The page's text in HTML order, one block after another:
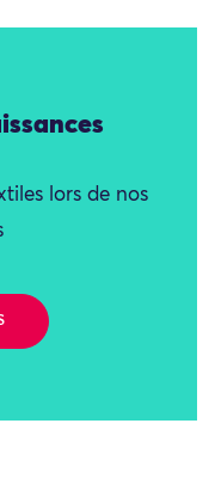
lors de nos